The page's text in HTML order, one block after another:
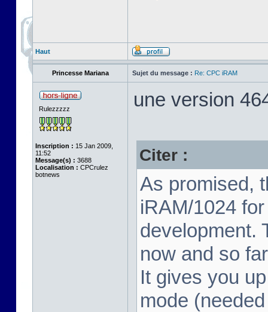
Haut
Princesse Mariana Sujet du message : Re: CPC iRAM
Rulezzzzz
Inscription : 15 Jan 2009,
11:52
Message(s) : 3688
Localisation : CPCrulez
botnews
une version
Citer :
As promised,
iRAM/1024
development.
now and so
It gives you
mode